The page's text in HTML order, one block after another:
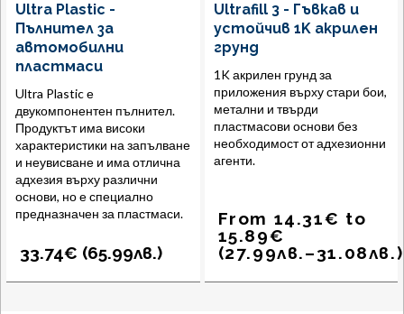
Ultra Plastic -
Пълнител за
автомобилни
пластмаси
Ultra Plastic е
двукомпонентен пълнител.
Продуктът има високи
характеристики на запълване
и неувисване и има отлична
адхезия върху различни
основи, но е специално
предназначен за пластмаси.
33.74€ (65.99лв.)
Ultrafill 3 - Гъвкав и
устойчив 1K акрилен
грунд
1K акрилен грунд за
приложения върху стари бои,
метални и твърди
пластмасови основи без
необходимост от адхезионни
агенти.
From 14.31€ to
15.89€
(27.99лв.–31.08лв.)